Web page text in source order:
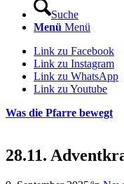
Suche
Menü Menü
Link zu Facebook
Link zu Instagram
Link zu WhatsApp
Link zu Youtube
Was die Pfarre bewegt
28.11.